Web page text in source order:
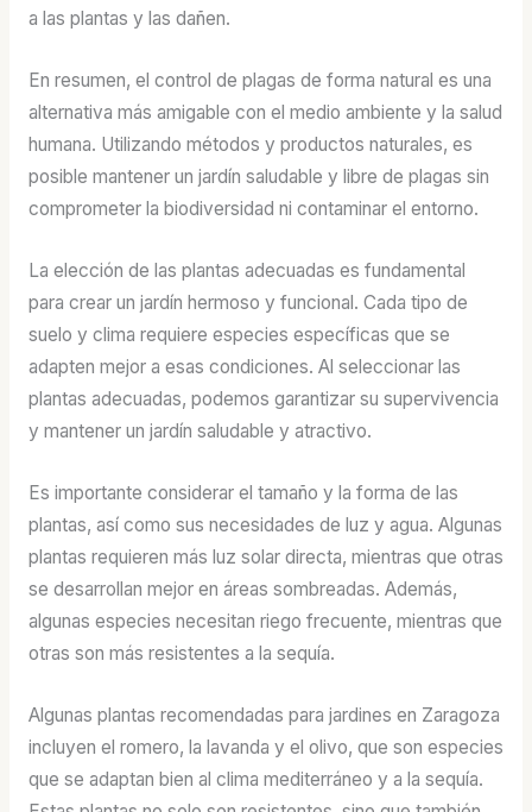
a las plantas y las dañen.
En resumen, el control de plagas de forma natural es una
alternativa más amigable con el medio ambiente y la salud
humana. Utilizando métodos y productos naturales, es
posible mantener un jardín saludable y libre de plagas sin
comprometer la biodiversidad ni contaminar el entorno.
La elección de las plantas adecuadas es fundamental
para crear un jardín hermoso y funcional. Cada tipo de
suelo y clima requiere especies específicas que se
adapten mejor a esas condiciones. Al seleccionar las
plantas adecuadas, podemos garantizar su supervivencia
y mantener un jardín saludable y atractivo.
Es importante considerar el tamaño y la forma de las
plantas, así como sus necesidades de luz y agua. Algunas
plantas requieren más luz solar directa, mientras que otras
se desarrollan mejor en áreas sombreadas. Además,
algunas especies necesitan riego frecuente, mientras que
otras son más resistentes a la sequía.
Algunas plantas recomendadas para jardines en Zaragoza
incluyen el romero, la lavanda y el olivo, que son especies
que se adaptan bien al clima mediterráneo y a la sequía.